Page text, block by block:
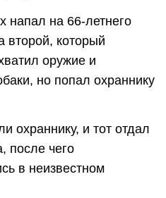
напал на 66-летнего
второй, который
оружие и
но попал охраннику
охраннику, и тот отдал
после чего
в неизвестном